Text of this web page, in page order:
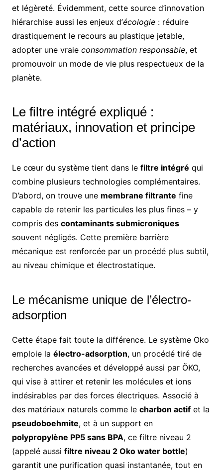
et légèreté. Évidemment, cette source d’innovation
hiérarchise aussi les enjeux d’écologie: réduire
drastiquement le recours au plastique jetable,
adopter une vraie consommation responsable, et
promouvoir un mode de vie plus respectueux de la
planète.
Le filtre intégré expliqué :
matériaux, innovation et principe
d’action
Le cœur du système tient dans le filtre intégré qui
combine plusieurs technologies complémentaires.
D’abord, on trouve une membrane filtrante fine
capable de retenir les particules les plus fines – y
compris des contaminants submicroniques
souvent négligés. Cette première barrière
mécanique est renforcée par un procédé plus subtil,
au niveau chimique et électrostatique.
Le mécanisme unique de l’électro-
adsorption
Cette étape fait toute la différence. Le système Oko
emploie la électro-adsorption, un procédé tiré de
recherches avancées et développé aussi par ÖKO,
qui vise à attirer et retenir les molécules et ions
indésirables par des forces électriques. Associé à
des matériaux naturels comme le charbon actifet la
pseudoboehmite, et à un support en
polypropylène PP5 sans BPA, ce filtre niveau 2
(appelé aussi filtre niveau 2 Oko water bottle)
garantit une purification quasi instantanée, tout en